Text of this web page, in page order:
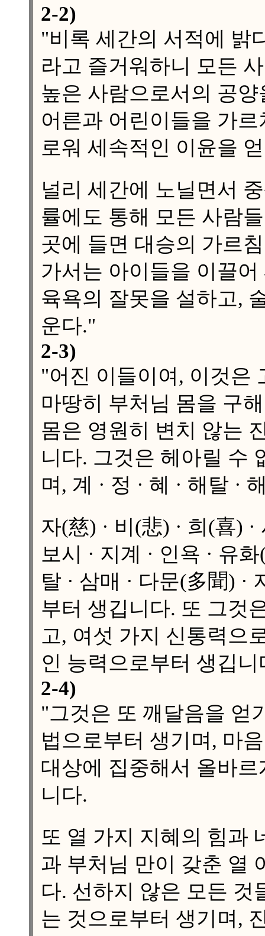
2-2)
"비록 세간의 서적에 밝
라고 즐거워하니 모든
높은 사람으로서의 공
어른과 어린이들을 가
로워 세속적인 이윤을
널리 세간에 노닐면서
률에도 통해 모든 사람
곳에 들면 대승의 가르
가서는 아이들을 이끌
육욕의 잘못을 설하고,
운다."
2-3)
"어진 이들이여, 이것은
마땅히 부처님 몸을 구
몸은 영원히 변치 않는
니다. 그것은 헤아릴 수
며, 계 · 정 · 혜 · 해탈 ·
자(慈) · 비(悲) · 희(喜)
보시 · 지계 · 인욕 · 유
탈 · 삼매 · 다문(多聞)
부터 생깁니다. 또 그것
고, 여섯 가지 신통력으
인 능력으로부터 생깁니
2-4)
"그것은 또 깨달음을 얻
법으로부터 생기며, 마
대상에 집중해서 올바
니다.
또 열 가지 지혜의 힘과
과 부처님 만이 갖춘 열
다. 선하지 않은 모든 것
는 것으로부터 생기며,